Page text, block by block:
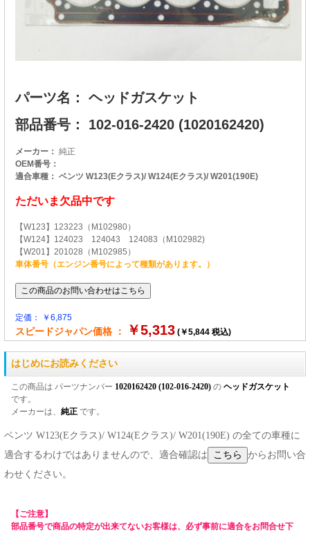
パーツ名： ヘッドガスケット
部品番号： 102-016-2420 (1020162420)
メーカー： 純正
OEM番号：
適合車種： ベンツ W123(Eクラス)/ W124(Eクラス)/ W201(190E)
ただいま欠品中です
【W123】123223（M102980）
【W124】124023 124043 124083（M102982)
【W201】201028（M102985）
車体番号（エンジン番号によって種類があります。）
定価： ￥6,875
スピードジャパン価格 ： ￥5,313 (￥5,844 税込)
はじめにお読みください
この商品は パーツナンバー 1020162420 (102-016-2420) の ヘッドガスケット
です。
メーカーは、 純正 です。
ベンツ W123(Eクラス)/ W124(Eクラス)/ W201(190E) の全ての車種に
適合するわけではありませんので、適合確認は
からお問い合
わせください。
【ご注意】
部品番号で商品の特定が出来てないお客様は、必ず事前に適合をお問合せ下